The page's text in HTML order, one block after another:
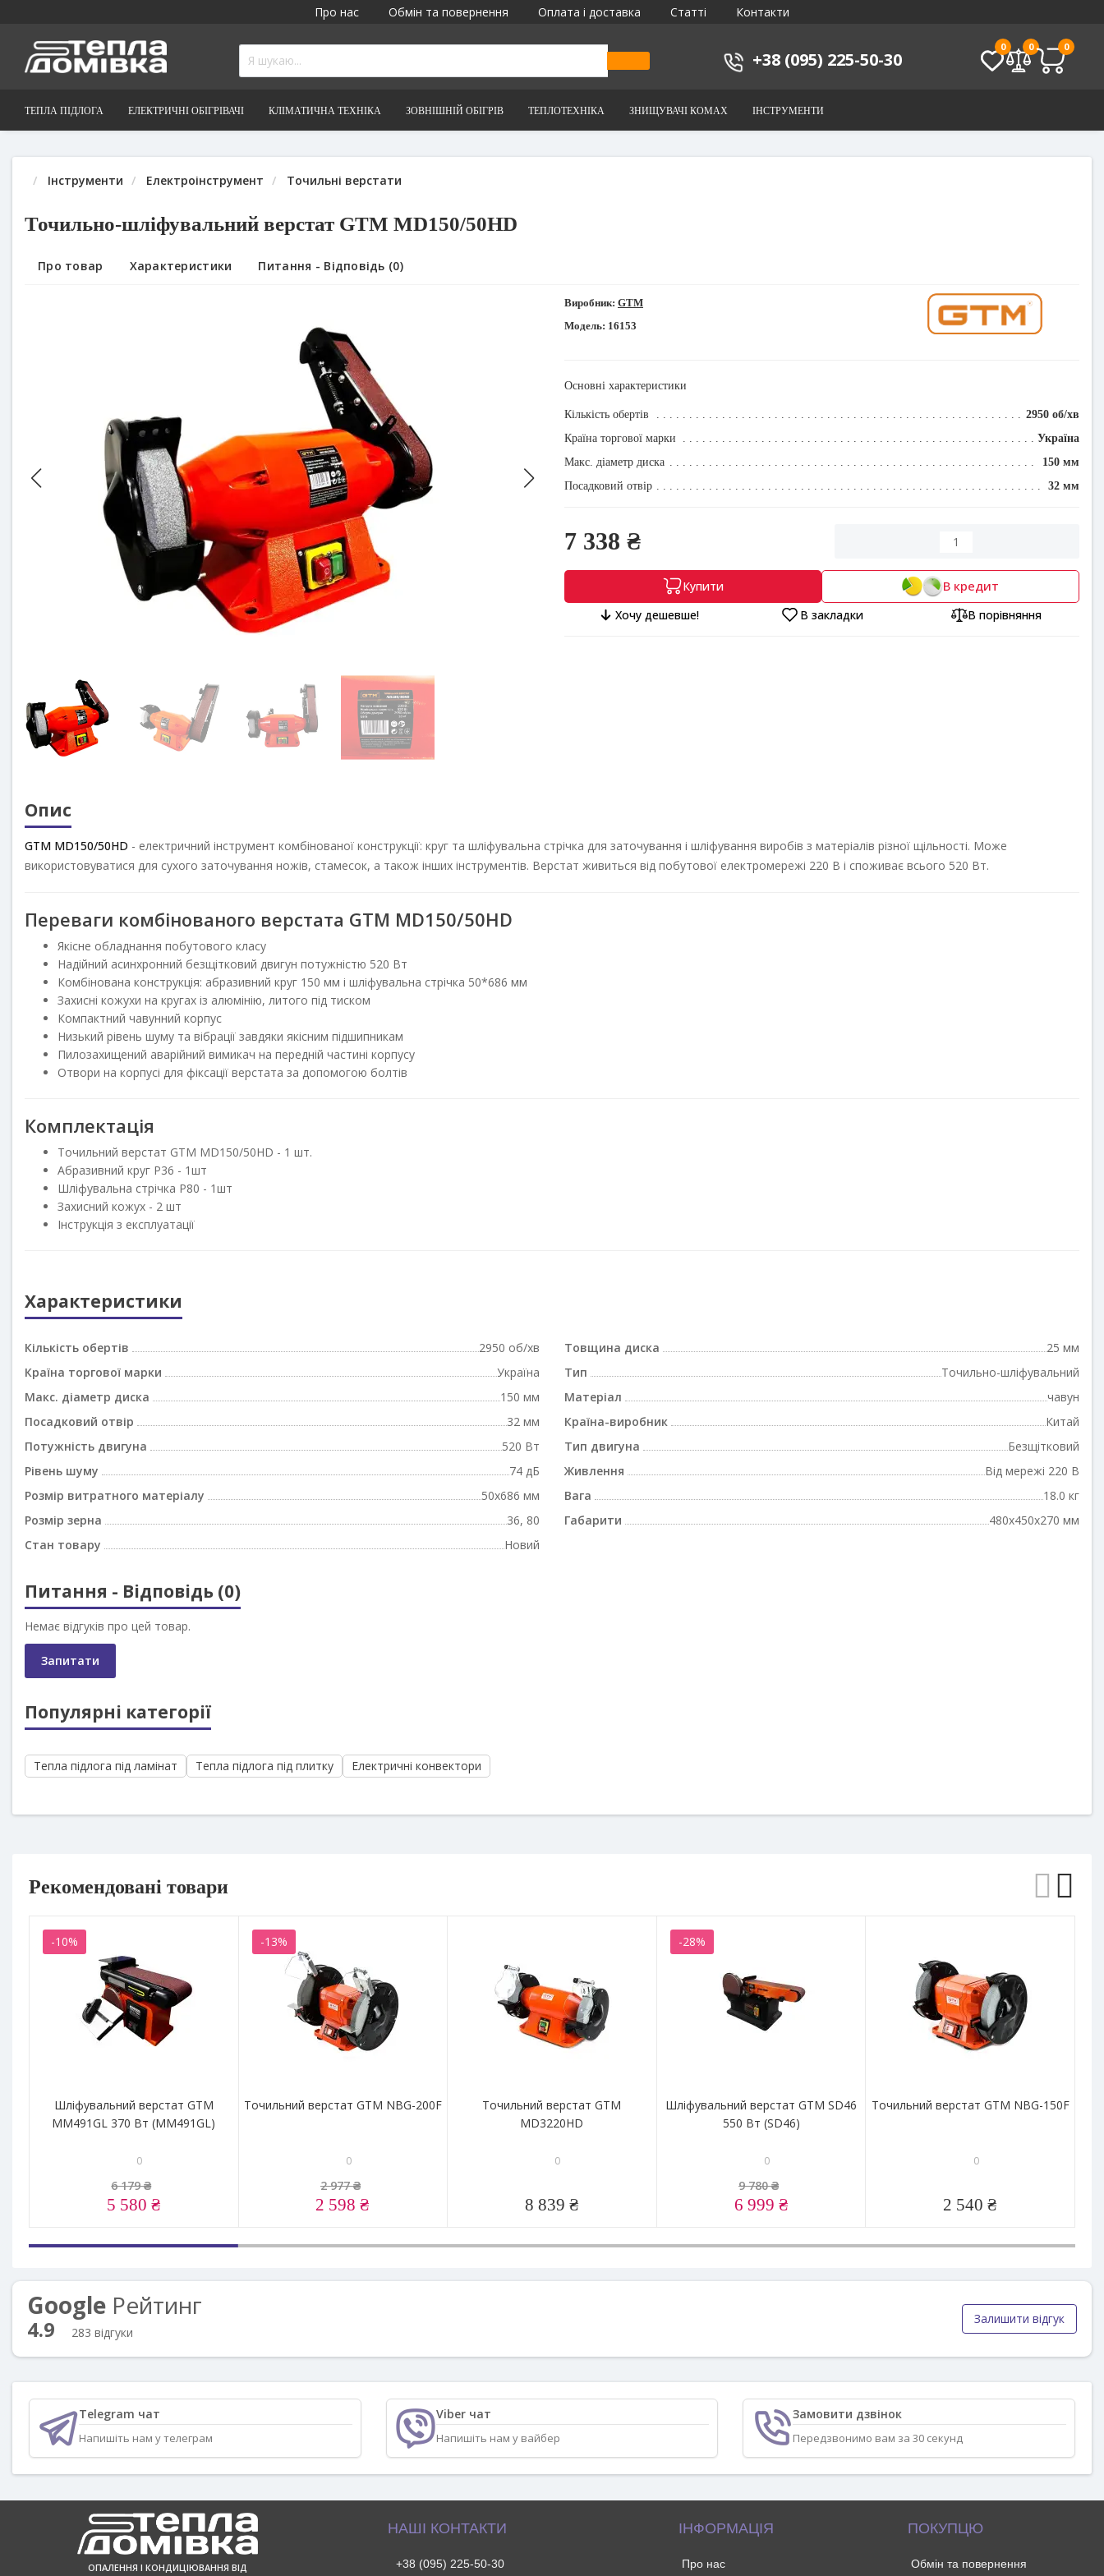
Про нас Обмін та повернення Оплата і доставка Статті Контакти
+38 (095) 225-50-30
0 0 0
ТЕПЛА ПІДЛОГА ЕЛЕКТРИЧНІ ОБІГРІВАЧІ КЛІМАТИЧНА ТЕХНІКА ЗОВНІШНІЙ ОБІГРІВ ТЕПЛОТЕХНІКА ЗНИЩУВАЧІ КОМАХ ІНСТРУМЕНТИ
Інструменти Електроінструмент Точильні верстати
Точильно-шліфувальний верстат GTM MD150/50HD
Про товар Характеристики Питання - Відповідь (0)
Виробник: GTM
Модель: 16153
Основні характеристики
Кількість обертів
2950 об/хв
Країна торгової марки
Україна
Макс. діаметр диска
150 мм
Посадковий отвір
32 мм
7 338 ₴
Купити В кредит
Хочу дешевше! В закладки В порівняння
Опис
GTM MD150/50HD - електричний інструмент комбінованої конструкції: круг та шліфувальна стрічка для заточування і шліфування виробів з матеріалів різної щільності. Може використовуватися
для сухого заточування ножів, стамесок, а також інших інструментів. Верстат живиться від побутової електромережі 220 В і споживає всього 520 Вт.
Переваги комбінованого верстата GTM MD150/50HD
Якісне обладнання побутового класу
Надійний асинхронний безщітковий двигун потужністю 520 Вт
Комбінована конструкція: абразивний круг 150 мм і шліфувальна стрічка 50*686 мм
Захисні кожухи на кругах із алюмінію, литого під тиском
Компактний чавунний корпус
Низький рівень шуму та вібрації завдяки якісним підшипникам
Пилозахищений аварійний вимикач на передній частині корпусу
Отвори на корпусі для фіксації верстата за допомогою болтів
Комплектація
Точильний верстат GTM MD150/50HD - 1 шт.
Абразивний круг P36 - 1шт
Шліфувальна стрічка P80 - 1шт
Захисний кожух - 2 шт
Інструкція з експлуатації
Характеристики
Кількість обертів
2950 об/хв
Країна торгової марки
Україна
Макс. діаметр диска
150 мм
Посадковий отвір
32 мм
Потужність двигуна
520 Вт
Рівень шуму
74 дБ
Розмір витратного матеріалу
50x686 мм
Розмір зерна
36, 80
Стан товару
Новий
Товщина диска
25 мм
Тип
Точильно-шліфувальний
Матеріал
чавун
Країна-виробник
Китай
Тип двигуна
Безщітковий
Живлення
Від мережі 220 В
Вага
18.0 кг
Габарити
480x450x270 мм
Питання - Відповідь (0)
Немає відгуків про цей товар.
Запитати
Популярні категорії
Тепла підлога під ламінат Тепла підлога під плитку Електричні конвектори
Рекомендовані товари
-10%
Шліфувальний верстат GTM
MM491GL 370 Вт (MM491GL)
0
6 179 ₴
5 580 ₴
-13%
Точильний верстат GTM NBG-200F
0
2 977 ₴
2 598 ₴
Точильний верстат GTM MD3220HD
0
8 839 ₴
-28%
Шліфувальний верстат GTM SD46
550 Вт (SD46)
0
9 780 ₴
6 999 ₴
Точильний верстат GTM NBG-150F
0
2 540 ₴
Google Рейтинг
4.9 283 відгуки
Залишити відгук
Telegram чат
Напишіть нам у телеграм
Viber чат
Напишіть нам у вайбер
Замовити дзвінок
Передзвонимо вам за 30 секунд
ОПАЛЕННЯ І КОНДИЦІЮВАННЯ ВІД
НАШІ КОНТАКТИ
+38 (095) 225-50-30
ІНФОРМАЦІЯ
Про нас
ПОКУПЦЮ
Обмін та повернення